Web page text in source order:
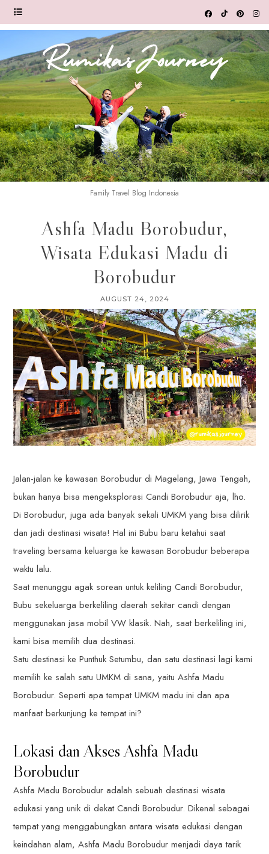
Family Travel Blog Indonesia
Ashfa Madu Borobudur,
Wisata Edukasi Madu di
Borobudur
AUGUST 24, 2024
Jalan-jalan ke kawasan Borobudur di Magelang, Jawa Tengah,
bukan hanya bisa mengeksplorasi Candi Borobudur aja, lho.
Di Borobudur, juga ada banyak sekali UMKM yang bisa dilirik
dan jadi destinasi wisata! Hal ini Bubu baru ketahui saat
traveling bersama keluarga ke kawasan Borobudur beberapa
waktu lalu.
Saat menunggu agak sorean untuk keliling Candi Borobudur,
Bubu sekeluarga berkeliling daerah sekitar candi dengan
menggunakan jasa mobil VW klasik. Nah, saat berkeliling ini,
kami bisa memilih dua destinasi.
Satu destinasi ke Punthuk Setumbu, dan satu destinasi lagi kami
memilih ke salah satu UMKM di sana, yaitu Ashfa Madu
Borobudur. Seperti apa tempat UMKM madu ini dan apa
manfaat berkunjung ke tempat ini?
Lokasi dan Akses Ashfa Madu
Borobudur
Ashfa Madu Borobudur adalah sebuah destinasi wisata
edukasi yang unik di dekat Candi Borobudur. Dikenal sebagai
tempat yang menggabungkan antara wisata edukasi dengan
keindahan alam, Ashfa Madu Borobudur menjadi daya tarik